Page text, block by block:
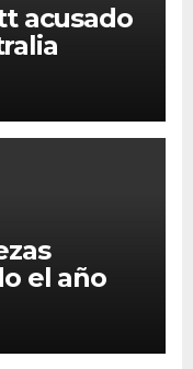
acusado
el año